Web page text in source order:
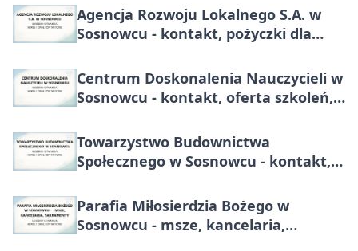
Agencja Rozwoju Lokalnego S.A. w
Sosnowcu - kontakt, pożyczki dla
Centrum Doskonalenia Nauczycieli w
Sosnowcu - kontakt, oferta szkoleń,
Towarzystwo Budownictwa
Społecznego w Sosnowcu - kontakt,
Parafia Miłosierdzia Bożego w
Sosnowcu - msze, kancelaria,